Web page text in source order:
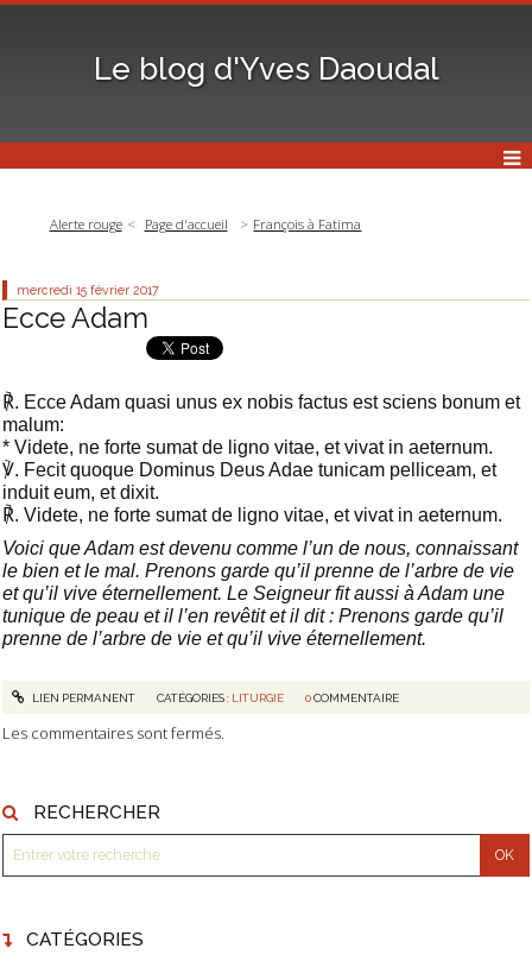
Le blog d'Yves Daoudal
RECHERCHER
CATÉGORIES
Alerte rouge Page d'accueil François à Fatima
mercredi 15 février 2017
Ecce Adam
℟. Ecce Adam quasi unus ex nobis factus est sciens bonum et
malum:
* Videte, ne forte sumat de ligno vitae, et vivat in aeternum.
℣. Fecit quoque Dominus Deus Adae tunicam pelliceam, et
induit eum, et dixit.
℟. Videte, ne forte sumat de ligno vitae, et vivat in aeternum.
Voici que Adam est devenu comme l’un de nous, connaissant
le bien et le mal. Prenons garde qu’il prenne de l’arbre de vie
et qu’il vive éternellement. Le Seigneur fit aussi à Adam une
tunique de peau et il l’en revêtit et il dit : Prenons garde qu’il
prenne de l’arbre de vie et qu’il vive éternellement.
LIEN PERMANENT CATÉGORIES : LITURGIE 0COMMENTAIRE
Les commentaires sont fermés.